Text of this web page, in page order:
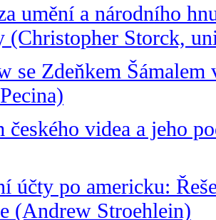
umění a národního
(Christopher Storck,
se Zdeňkem
českého videa a jeho
účty po americku:
(Andrew Stroehlein)